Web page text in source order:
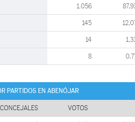
1.056
145
14
8
PARTIDOS EN ABENÓJAR
CONCEJALES VOTOS